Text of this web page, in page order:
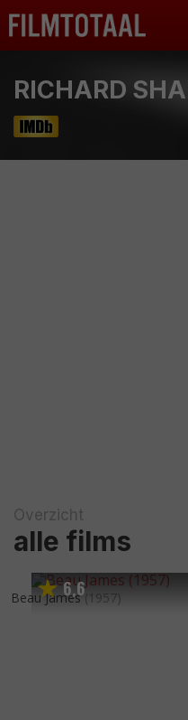
RICHARD
Overzicht
alle films
6,6
Beau James (1957)